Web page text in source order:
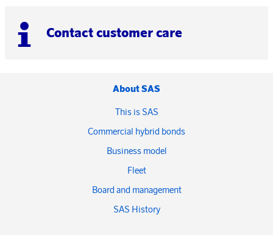
Contact customer care
About SAS
This is SAS
Commercial hybrid bonds
Business model
Fleet
Board and management
SAS History